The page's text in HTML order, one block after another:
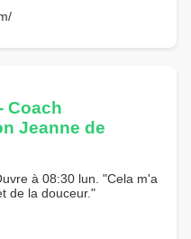
Coach
Jeanne de
à 08:30 lun. "Cela m'a
de la douceur."